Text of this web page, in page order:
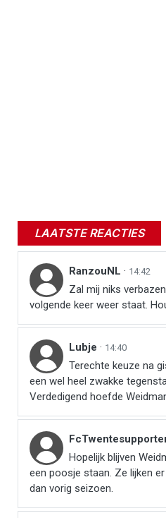
LAATSTE REACTIES
RanzouNL · 14:42
Zal mij niks
volgende keer weer staat.
Lubje · 14:40
Terechte keuze na
een wel heel zwakke
Verdedigend hoefde
Hopelijk blijven
een poosje staan. Ze lijken
dan vorig seizoen.